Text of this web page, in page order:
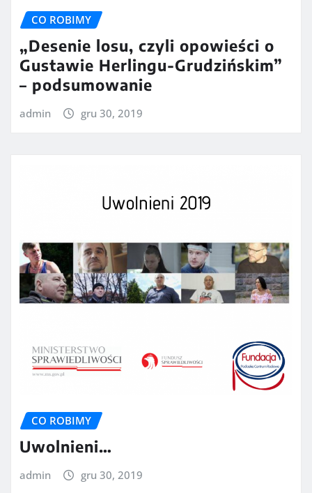
CO ROBIMY
„Desenie losu, czyli opowieści o
Gustawie Herlingu-Grudzińskim”
– podsumowanie
admin gru 30, 2019
CO ROBIMY
Uwolnieni…
admin gru 30, 2019